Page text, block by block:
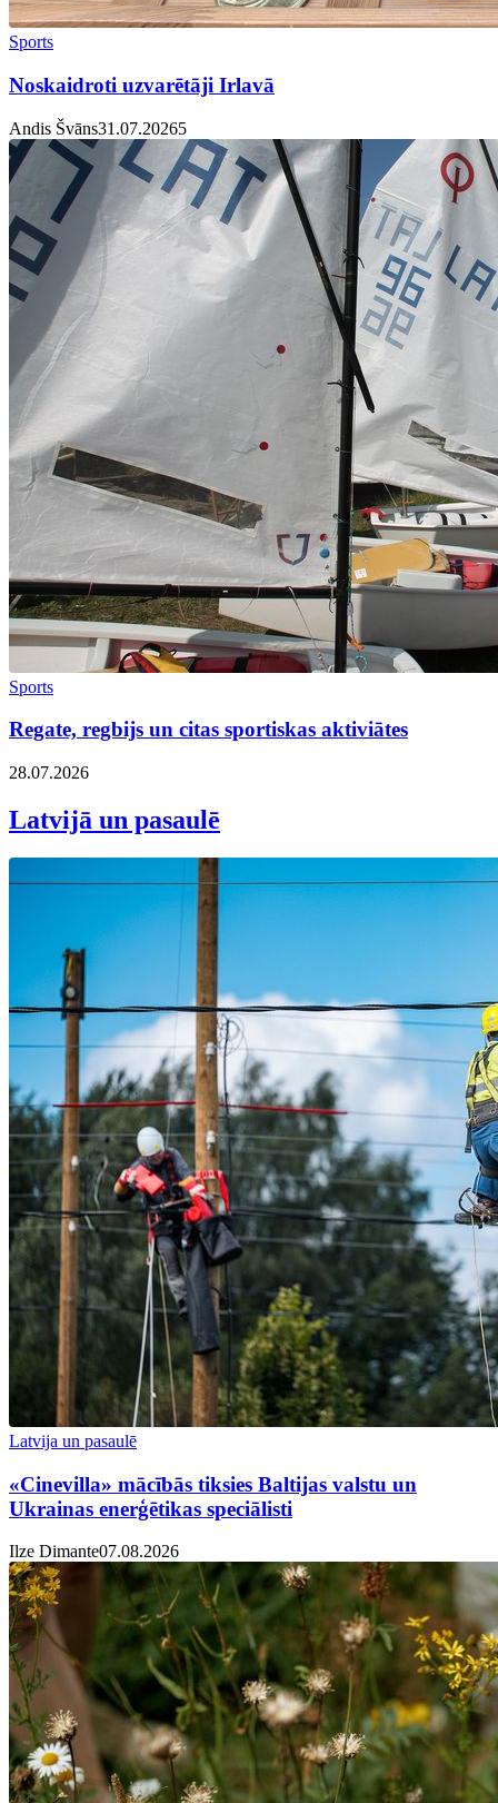
Sports
Noskaidroti uzvarētāji Irlavā
Andis Švāns31.07.20265
Sports
Regate, regbijs un citas sportiskas aktiviātes
28.07.2026
Latvijā un pasaulē
Latvija un pasaulē
«Cinevilla» mācībās tiksies Baltijas valstu un
Ukrainas enerģētikas speciālisti
Ilze Dimante07.08.2026